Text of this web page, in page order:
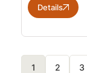
Details
1 2 3